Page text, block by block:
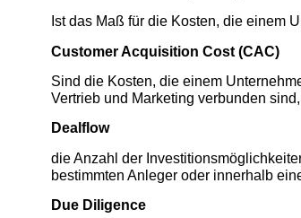
Ist das Maß für die Kosten, die einem
Customer Acquisition Cost (CAC)
Sind die Kosten, die einem
Vertrieb und Marketing verbunden
Dealflow
die Anzahl der
bestimmten Anleger oder innerhalb
Due Diligence